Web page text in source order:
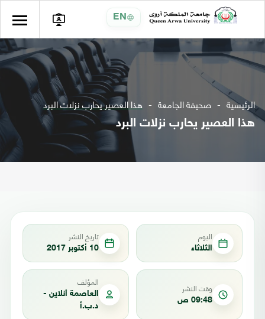
EN
الرئيسية صحيفة الجامعة هذا العصير يحارب نزلات البرد
هذا العصير يحارب نزلات البرد
اليوم
الثلاثاء
تاريخ النشر
10 أكتوبر 2017
وقت النشر
09:48 ص
المؤلف
العاصمة أنلاين -
د.ب.أ